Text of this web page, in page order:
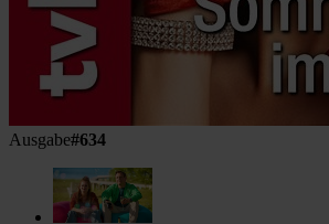
Ausgabe#634